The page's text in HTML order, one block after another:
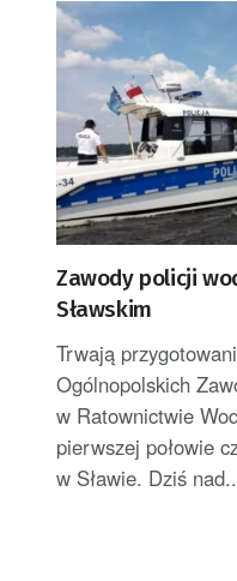
Zawody policji
Sławskim
Trwają
Ogólnopolskich
w Ratownictwie
pierwszej połowie
w Sławie. Dziś